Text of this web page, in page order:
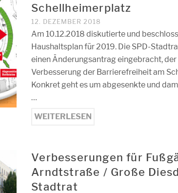
Schellheimerplatz
12. DEZEMBER 2018
Am 10.12.2018 diskutierte und
Haushaltsplan für 2019. Die SPD-
einen Änderungsantrag eingebracht,
Verbesserung der Barrierefreiheit am
Konkret geht es um abgesenkte und
…
WEITERLESEN
Verbesserungen für
Arndtstraße / Große
Stadtrat